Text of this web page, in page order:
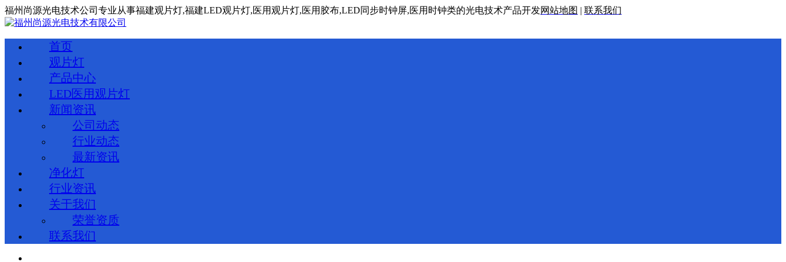
福州尚源光电技术公司专业从事福建观片灯,福建LED观片灯,医用观片灯,医用胶布,LED同步时钟屏,医用时钟类的光电技术产品开发网站地图 | 联系我们
首页
观片灯
产品中心
LED医用观片灯
新闻资讯
公司动态
行业动态
最新资讯
净化灯
行业资讯
关于我们
荣誉资质
联系我们